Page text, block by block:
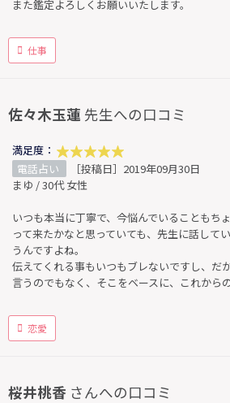
また鑑定よろしくお願いいたします。
仕事
佐々木玉蓮 先生への口コミ
満足度：
電話占い
［投稿日］2019年09月30日
まゆ / 30代 女性
いつも本当に丁寧で、今悩んでいることもち
って来たかなと思っていても、先生に話して
うんですよね。
伝えてくれる事もいつもブレないですし、だ
言うのでもなく、そこをベースに、これから
恋愛
桜井桃香 さんへの口コミ